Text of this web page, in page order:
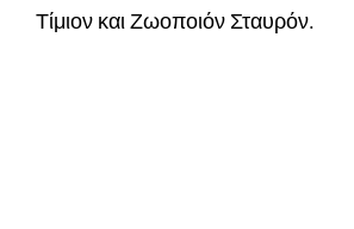
Τίμιον και Ζωοποιόν Σταυρόν.